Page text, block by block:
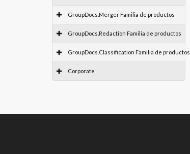
GroupDocs.Merger Familia de productos
GroupDocs.Redaction Familia de productos
GroupDocs.Classification Familia de productos
Corporate